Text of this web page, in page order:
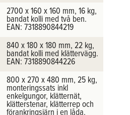
2700 x 160 x 160 mm, 16 kg,
bandat kolli med två ben.
EAN: 7318890844219
840 x 180 x 180 mm, 22 kg,
bandat kolli med klättervägg.
EAN: 7318890844226
800 x 270 x 480 mm, 25 kg,
monteringssats inkl
enkelgungor, klätternät,
klätterstenar, klätterrep och